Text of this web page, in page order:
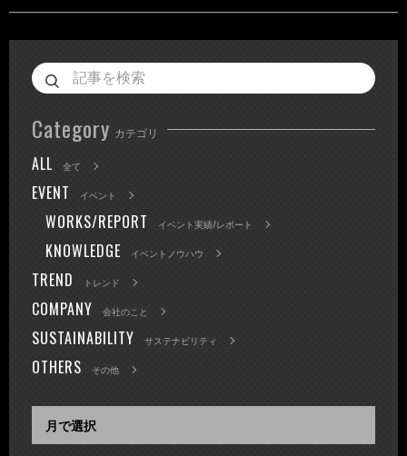
Category カテゴリ
ALL 全て
EVENT イベント
WORKS/REPORT イベント実績/レポート
KNOWLEDGE イベントノウハウ
TREND トレンド
COMPANY 会社のこと
SUSTAINABILITY サステナビリティ
OTHERS その他